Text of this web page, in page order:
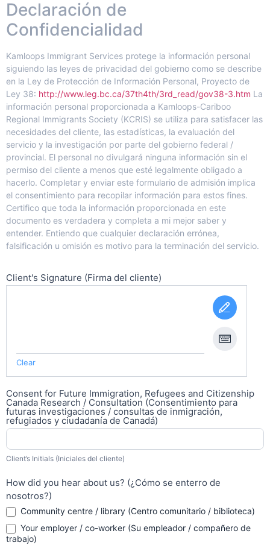
Declaración de
Confidencialidad
Kamloops Immigrant Services protege la información personal
siguiendo las leyes de privacidad del gobierno como se describe
en la Ley de Protección de Información Personal, Proyecto de
Ley 38: http://www.leg.bc.ca/37th4th/3rd_read/gov38-3.htm La
información personal proporcionada a Kamloops-Cariboo
Regional Immigrants Society (KCRIS) se utiliza para satisfacer las
necesidades del cliente, las estadísticas, la evaluación del
servicio y la investigación por parte del gobierno federal /
provincial. El personal no divulgará ninguna información sin el
permiso del cliente a menos que esté legalmente obligado a
hacerlo. Completar y enviar este formulario de admisión implica
el consentimiento para recopilar información para estos fines.
Certifico que toda la información proporcionada en este
documento es verdadera y completa a mi mejor saber y
entender. Entiendo que cualquier declaración errónea,
falsificación u omisión es motivo para la terminación del servicio.
Client's Signature (Firma del cliente)
Clear
Consent for Future Immigration, Refugees and Citizenship
Canada Research / Consultation (Consentimiento para
futuras investigaciones / consultas de inmigración,
refugiados y ciudadanía de Canadá)
Client’s Initials (Iniciales del cliente)
How did you hear about us? (¿Cómo se enterro de
nosotros?)
Community centre / library (Centro comunitario / biblioteca)
Your employer / co-worker (Su empleador / compañero de
trabajo)